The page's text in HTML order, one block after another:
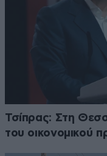
Τσίπρας: Στη
του οικονομικού